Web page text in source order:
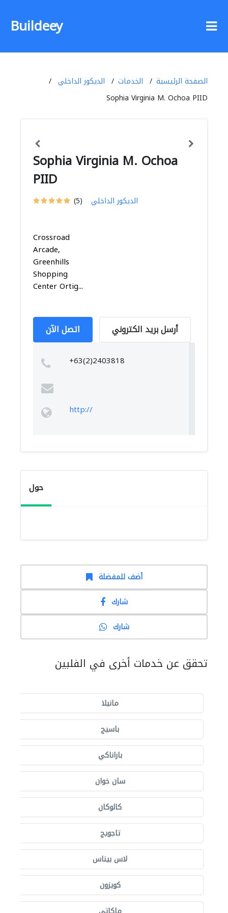
Buildeey
الصفحة الرئيسية الخدمات
الديكور الداخلي
Sophia Virginia M. Ochoa PIID
Sophia Virginia M. Ochoa
PIID
(5) الديكور الداخلي
Crossroad
Arcade,
Greenhills
Shopping
Center Ortig...
اتصل الآن أرسل بريد الكتروني
+63(2)2403818
http://
حول
أضف للمفضلة
شارك
شارك
تحقق عن خدمات أخرى في الفلبين
مانيلا
باسيج
باراناكي
سان خوان
كالوكان
تاجويج
لاس بيناس
كويزون